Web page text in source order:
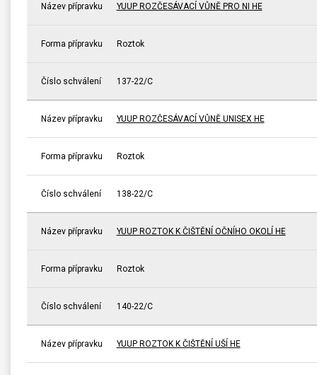
Název přípravku YUUP ROZČESÁVACÍ VŮNĚ PRO NI HE
Forma přípravku Roztok
Číslo schválení 137-22/C
Název přípravku YUUP ROZČESÁVACÍ VŮNĚ UNISEX HE
Forma přípravku Roztok
Číslo schválení 138-22/C
Název přípravku YUUP ROZTOK K ČIŠTĚNÍ OČNÍHO OKOLÍ HE
Forma přípravku Roztok
Číslo schválení 140-22/C
Název přípravku YUUP ROZTOK K ČIŠTĚNÍ UŠÍ HE